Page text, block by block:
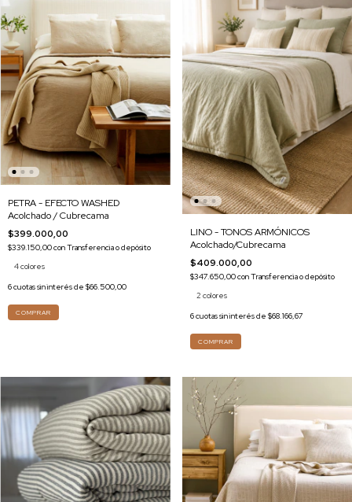
PETRA - EFECTO WASHED
Acolchado / Cubrecama
$399.000,00
$339.150,00conTransferencia o depósito
4 colores
6cuotas sin interés de $66.500,00
COMPRAR
LINO - TONOS ARMÓNICOS
Acolchado/Cubrecama
$409.000,00
$347.650,00conTransferencia o depósito
2 colores
6cuotas sin interés de $68.166,67
COMPRAR